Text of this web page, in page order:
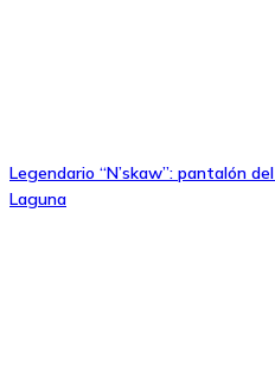
Legendario “N’skaw”: pantalón
Laguna